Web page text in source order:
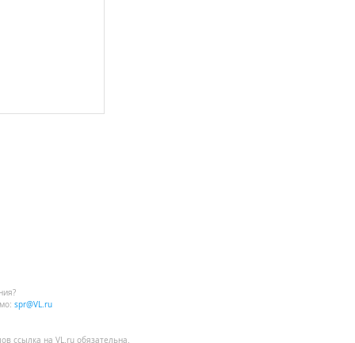
spr@VL.ru
ссылка на VL.ru обязательна.